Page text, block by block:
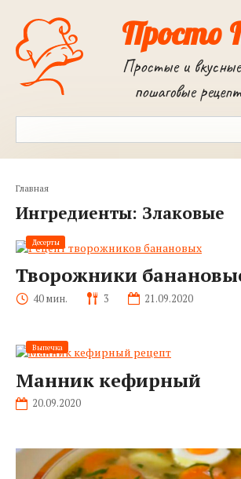
контенту
Просто
Простые и
пошаговые
Главная
Ингредиенты: Злаковые
Десерты
Творожники
40 мин. 3 21.09.2020
Выпечка
Манник кефирный
20.09.2020